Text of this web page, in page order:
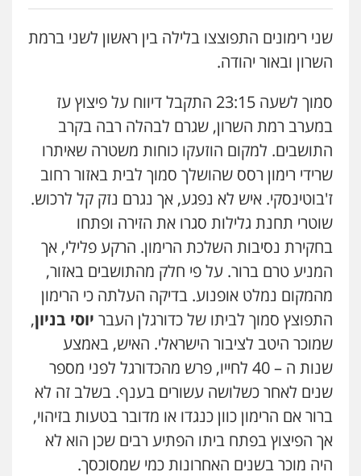
גל דהן – משרד עורך דין פלילי
מעצרים
וחקירות
עו"ד ראוף נג'אר
פלילי עורכי דין לענייני אסירים מעצרים
סמים רכוש
0548009246
עו"ד אלון ארז
פלילי צבאי אלימות במשפחה
לבן
0507368203
שחר לדובסקי, עו"ד
פלילי מעצרים וחקירות עבירות המתה עורכי
דין לענייני אסירים
0507913332
עו"ד איהאב ג'לג'ולי
פלילי מעצרים וחקירות עורכי דין לענייני
אסירים
0505216700
שני רימונים התפוצצו בלילה בין ראשון לשני ברמת
השרון ובאור יהודה.
סמוך לשעה 23:15 התקבל דיווח על פיצוץ עז
במערב רמת השרון, שגרם לבהלה רבה בקרב
התושבים. למקום הוזעקו כוחות משטרה שאיתרו
שרידי רימון רסס שהושלך סמוך לבית באזור רחוב
ז'בוטינסקי. איש לא נפגע, אך נגרם נזק קל לרכוש.
שוטרי תחנת גלילות סגרו את הזירה ופתחו
בחקירת נסיבות השלכת הרימון. הרקע פלילי, אך
המניע טרם ברור. על פי חלק מהתושבים באזור,
מהמקום נמלט אופנוע. בדיקה העלתה כי הרימון
התפוצץ סמוך לביתו של כדורגלן העבר יוסי בניון,
שמוכר היטב לציבור הישראלי. האיש, באמצע
שנות ה – 40 לחייו, פרש מהכדורגל לפני מספר
שנים לאחר כשלושה עשורים בענף. בשלב זה לא
ברור אם הרימון כוון כנגדו או מדובר בטעות בזיהוי,
אך הפיצוץ בפתח ביתו הפתיע רבים שכן הוא לא
היה מוכר בשנים האחרונות כמי שמסוכסך.
נוער
0505417090
שני אלגרבלי – משרד עורכי דין
פלילי עורכי דין לענייני אסירים תעבורה
0507120031
עו"ד אייל אביטל
פלילי פשיעה חמורה מעצרים וחקירות
0544712201
עו"ד בועז קניג
פלילי משפחה כלכלי צבאי
0507003001
ויקי שמואל – משרד עו"ד
פלילי משפט פלילי
0528959600
קורל קרוז – עורך דין פלילי